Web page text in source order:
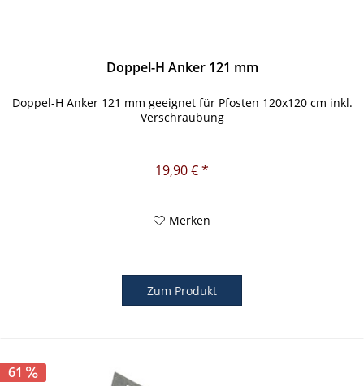
Doppel-H Anker 121 mm
Doppel-H Anker 121 mm geeignet für Pfosten 120x120 cm inkl.
Verschraubung
19,90 € *
Merken
Zum Produkt
61